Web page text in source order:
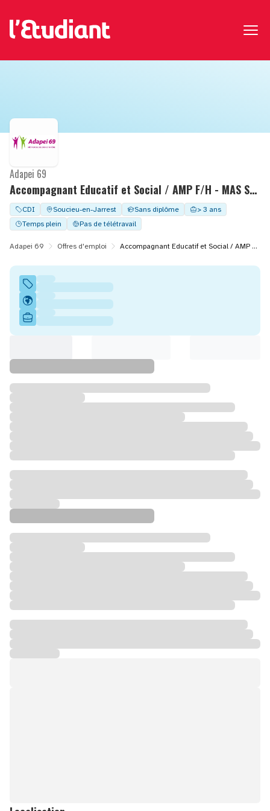
Accompagnant Educatif et Social / AMP F/H - MAS SOLEIL
Adapei 69
CDI Soucieu-en-Jarrest Sans diplôme
> 3 ans
Temps plein
Pas de télétravail
Adapei 69 Offres d'emploi Accompagnant Educatif et Social / AMP F/H - MAS SOLEIL